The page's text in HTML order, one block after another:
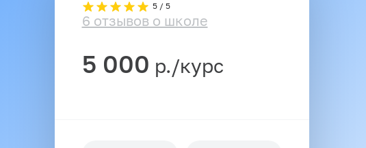
5 / 5
6 отзывов о школе
5 000 р./курс